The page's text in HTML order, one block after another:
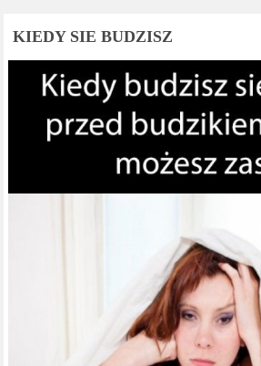
KIEDY SIE BUDZISZ